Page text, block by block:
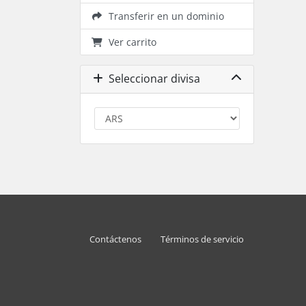
Transferir en un dominio
Ver carrito
Seleccionar divisa
Contáctenos Términos de servicio